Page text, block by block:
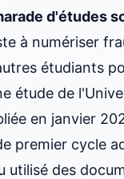
d'études
à numériser
étudiants
étude de
en janvier
premier cycle
utilisé des